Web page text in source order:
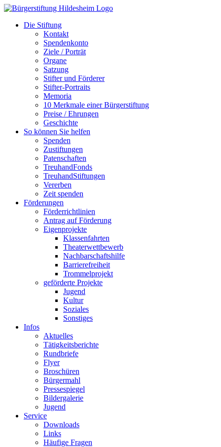
Zum
springenDie Stiftung
Kontakt
Spendenkonto
Ziele / Porträt
Organe
Satzung
Stifter und Förderer
Stifter-Portraits
Memoria
10 Merkmale einer Bürgerstiftung
Preise / Ehrungen
Geschichte
So können Sie helfen
Spenden
Zustiftungen
Patenschaften
TreuhandFonds
TreuhandStiftungen
Vererben
Zeit spenden
Förderungen
Förderrichtlinien
Antrag auf Förderung
Eigenprojekte
Klassenfahrten
Theaterwettbewerb
Nachbarschaftshilfe
Barrierefreiheit
Trommelprojekt
geförderte Projekte
Jugend
Kultur
Soziales
Sonstiges
Infos
Aktuelles
Tätigkeitsberichte
Rundbriefe
Flyer
Broschüren
Bürgermahl
Pressespiegel
Bildergalerie
Jugend
Service
Downloads
Links
Häufige Fragen